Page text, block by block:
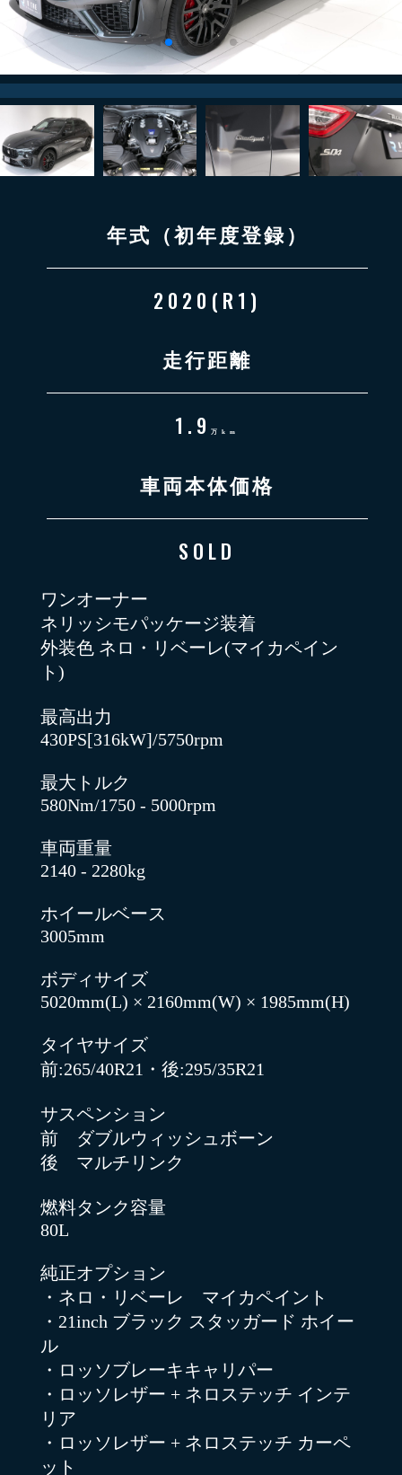
年式（初年度登録）
2020(R1)
走行距離
1.9万km
車両本体価格
SOLD
ワンオーナー
ネリッシモパッケージ装着
外装色 ネロ・リベーレ(マイカペイン
ト)
最高出力
430PS[316kW]/5750rpm
最大トルク
580Nm/1750 - 5000rpm
車両重量
2140 - 2280kg
ホイールベース
3005mm
ボディサイズ
5020mm(L) × 2160mm(W) × 1985mm(H)
タイヤサイズ
前:265/40R21・後:295/35R21
サスペンション
前 ダブルウィッシュボーン
後 マルチリンク
燃料タンク容量
80L
純正オプション
・ネロ・リベーレ マイカペイント
・21inch ブラック スタッガード ホイー
ル
・ロッソブレーキキャリパー
・ロッソレザー + ネロステッチ インテ
リア
・ロッソレザー + ネロステッチ カーペ
ット